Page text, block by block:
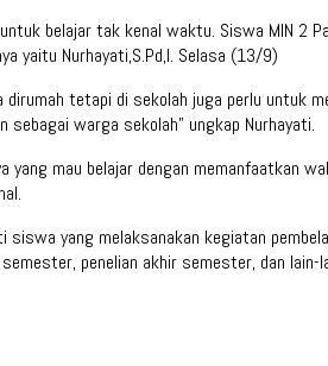
belajar tak kenal waktu. Siswa MIN 2
yaitu Nurhayati,S.Pd,I. Selasa (13/9)
dirumah tetapi di sekolah juga perlu untuk
sebagai warga sekolah” ungkap Nurhayati.
yang mau belajar dengan memanfaatkan
yang melaksanakan kegiatan
penelian akhir semester, dan lain-